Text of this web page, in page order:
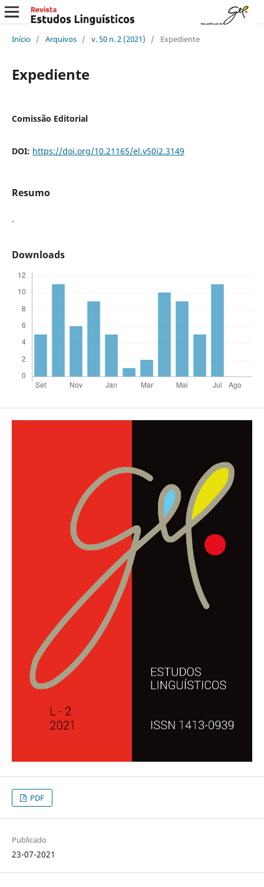
Início / Arquivos / v. 50 n. 2 (2021) / Expediente
Expediente
Comissão Editorial
DOI: https://doi.org/10.21165/el.v50i2.3149
Resumo
.
Downloads
PDF
Publicado
23-07-2021